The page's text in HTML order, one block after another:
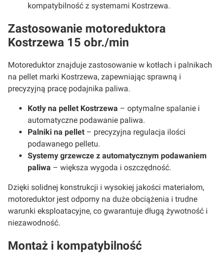
kompatybilność z systemami Kostrzewa.
Zastosowanie motoreduktora
Kostrzewa 15 obr./min
Motoreduktor znajduje zastosowanie w kotłach i palnikach
na pellet marki Kostrzewa, zapewniając sprawną i
precyzyjną pracę podajnika paliwa.
Kotły na pellet Kostrzewa – optymalne spalanie i
automatyczne podawanie paliwa.
Palniki na pellet – precyzyjna regulacja ilości
podawanego pelletu.
Systemy grzewcze z automatycznym podawaniem
paliwa – większa wygoda i oszczędność.
Dzięki solidnej konstrukcji i wysokiej jakości materiałom,
motoreduktor jest odporny na duże obciążenia i trudne
warunki eksploatacyjne, co gwarantuje długą żywotność i
niezawodność.
Montaż i kompatybilność